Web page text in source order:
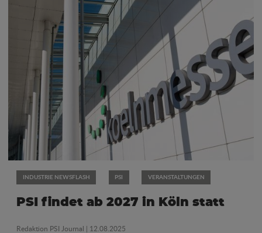
INDUSTRIE NEWSFLASH PSI VERANSTALTUNGEN
PSI findet ab 2027 in Köln statt
Redaktion PSI Journal | 12.08.2025